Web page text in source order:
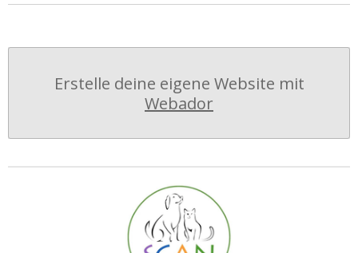
Erstelle deine eigene Website mit
Webador